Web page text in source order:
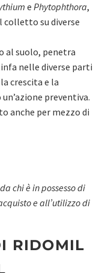
e Phytophthora,
colletto su diverse
al suolo, penetra
nelle diverse parti
crescita e la
preventiva.
anche per mezzo di
chi è in possesso di
e all’utilizzo di
RIDOMIL